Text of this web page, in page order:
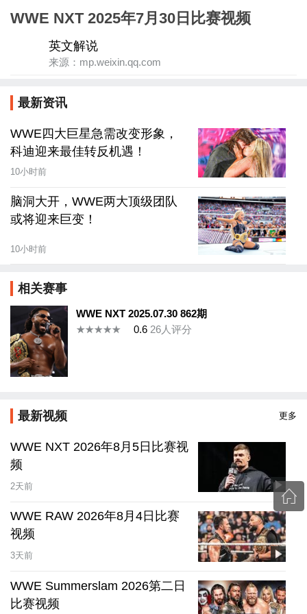
WWE NXT 2025年7月30日比赛视频
英文解说
来源：mp.weixin.qq.com
最新资讯
WWE四大巨星急需改变形象，
科迪迎来最佳转反机遇！
10小时前
脑洞大开，WWE两大顶级团队
或将迎来巨变！
10小时前
相关赛事
WWE NXT 2025.07.30 862期
0.6 26人评分
最新视频 更多
WWE NXT 2026年8月5日比赛视
频
2天前
WWE RAW 2026年8月4日比赛
视频
3天前
WWE Summerslam 2026第二日
比赛视频